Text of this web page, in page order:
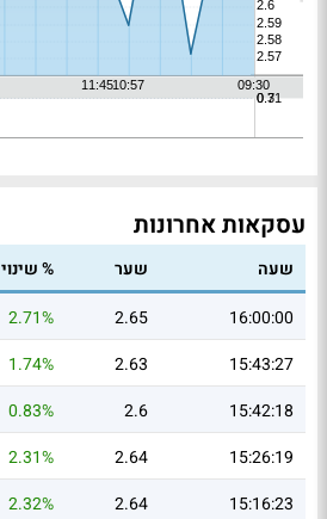
עסקאות אחרונות
שעה שער % שינוי
16:00:00
2.65
2.71%
15:43:27
2.63
1.74%
15:42:18
2.6
0.83%
15:26:19
2.64
2.31%
15:16:23
2.64
2.32%